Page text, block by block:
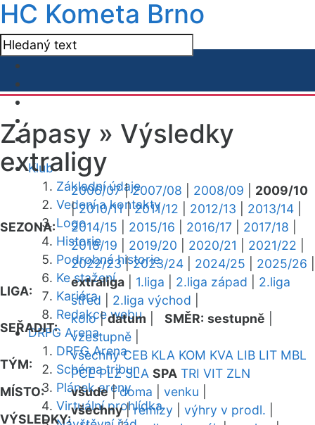
HC Kometa Brno
Klub
Základní údaje
Vedení a kontakty
Logo
Historie
Podrobná historie
Ke stažení
Kariéra
Redakce webu
DRFG Arena
DRFG Arena
Schéma tribun
Plánek areny
Virtuální prohlídka
Zápasy » Výsledky
extraligy
SEZONA:
2006/07|2007/08 2008/09
2009/10
|2010/11|2011/12 2012/13 2013/14
2014/15
2015/16 2016/17 2017/18
2018/19
2019/20 2020/21 2021/22
2022/23|2023/24 2024/25 2025/26
LIGA:
extraliga 1.liga 2.liga západ
2.liga
střed
2.liga východ
SEŘADIT:
kolo|datum SMĚR: sestupně
vzestupně
TÝM:
všechny CEB KLA KOM KVA LIB LIT MBL
PCE PLZ SLA SPA TRI VIT ZLN
MÍSTO:
všude|doma venku
VÝSLEDKY:
všechny|remízy výhry v prodl.